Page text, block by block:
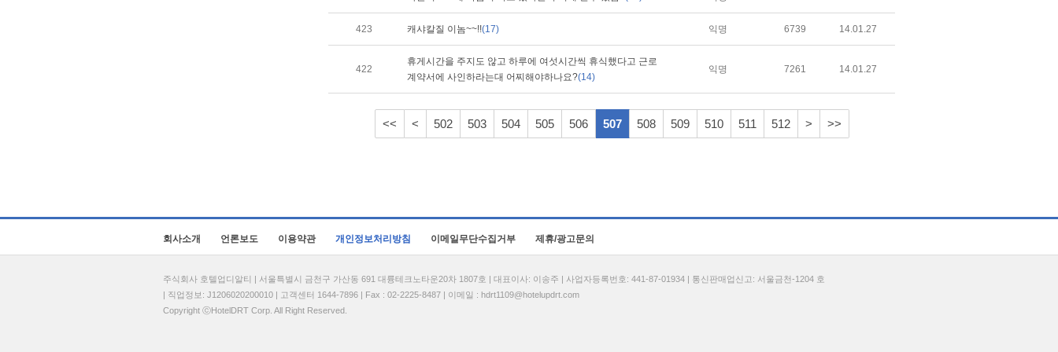
423 캐샤칼질 이놈~~!!(17) 익명 6739 14.01.27
422
휴게시간을 주지도 않고 하루에 여섯시간씩 휴식했다고 근로
계약서에 사인하라는대 어찌해야하나요?(14)
익명 7261 14.01.27
<< < 502 503 504 505 506 507 508 509 510 511 512 > >>
회사소개 언론보도 이용약관 개인정보처리방침 이메일무단수집거부 제휴/광고문의
주식회사 호텔업디알티 | 서울특별시 금천구 가산동 691 대륭테크노타운20차 1807호 | 대표이사: 이송주 | 사업자등록번호: 441-87-01934 | 통신판매업신고: 서울금천-1204 호
| 직업정보: J1206020200010 | 고객센터 1644-7896 | Fax : 02-2225-8487 | 이메일 : hdrt1109@hotelupdrt.com
Copyright ⓒHotelDRT Corp. All Right Reserved.